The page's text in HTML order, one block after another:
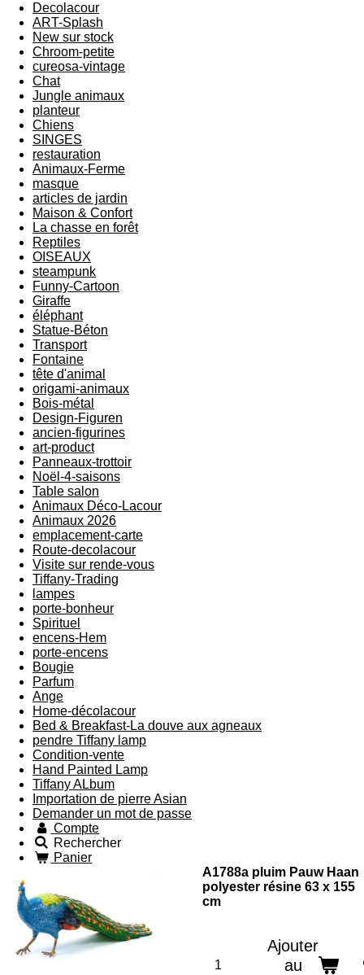
Decolacour
ART-Splash
New sur stock
Chroom-petite
cureosa-vintage
Chat
Jungle animaux
planteur
Chiens
SINGES
restauration
Animaux-Ferme
masque
articles de jardin
Maison & Confort
La chasse en forêt
Reptiles
OISEAUX
steampunk
Funny-Cartoon
Giraffe
éléphant
Statue-Béton
Transport
Fontaine
tête d'animal
origami-animaux
Bois-métal
Design-Figuren
ancien-figurines
art-product
Panneaux-trottoir
Noël-4-saisons
Table salon
Animaux Déco-Lacour
Animaux 2026
emplacement-carte
Route-decolacour
Visite sur rende-vous
Tiffany-Trading
lampes
porte-bonheur
Spirituel
encens-Hem
porte-encens
Bougie
Parfum
Ange
Home-décolacour
Bed & Breakfast-La douve aux agneaux
pendre Tiffany lamp
Condition-vente
Hand Painted Lamp
Tiffany ALbum
Importation de pierre Asian
Demander un mot de passe
Compte
Rechercher
Panier
A1788a pluim Pauw Haan
polyester résine 63 x 155
cm
Ajouter
au